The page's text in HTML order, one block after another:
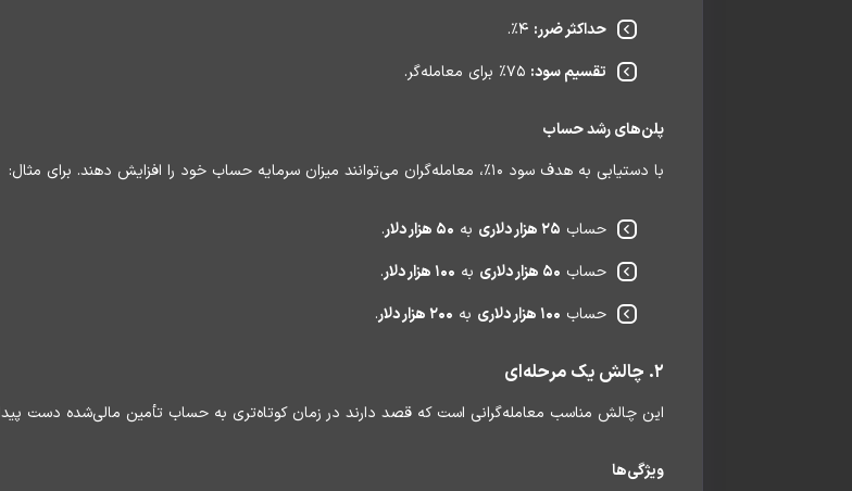
حداکثر ضرر:
تقسیم سود:
پلن‌های رشد حساب
با دستیابی به هدف سود ۱۰٪، معامله‌گران می‌توانند میزان سرمایه حساب خود را افزایش دهند. برای مثال:
حساب ۲۵ هزار دلاری به ۵۰ هزار دلار
.
حساب ۵۰ هزار دلاری به ۱۰۰ هزار دلار
.
حساب ۱۰۰ هزار دلاری به ۲۰۰ هزار دلار .
۲. چالش یک مرحله‌ای
این چالش مناسب معامله‌گرانی است که قصد دارند در زمان کوتاه‌تری به حساب تأمین مالی‌شده دست پیدا
ویژگی‌ها